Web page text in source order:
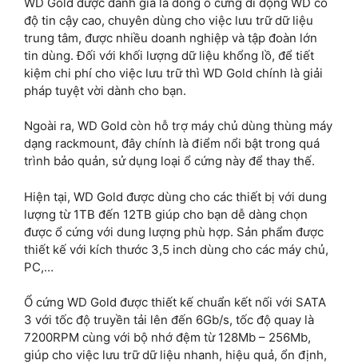
độ tin cậy cao, chuyên dùng cho việc lưu trữ dữ liệu
trung tâm, được nhiều doanh nghiệp và tập đoàn lớn
tin dùng. Đối với khối lượng dữ liệu khổng lồ, để tiết
kiệm chi phí cho việc lưu trữ thì WD Gold chính là giải
pháp tuyệt vời dành cho bạn.
Ngoài ra, WD Gold còn hỗ trợ máy chủ dùng thùng máy
dạng rackmount, đây chính là điểm nổi bật trong quá
trình bảo quản, sử dụng loại ổ cứng này để thay thế.
Hiện tại, WD Gold được dùng cho các thiết bị với dung
lượng từ 1TB đến 12TB giúp cho bạn dễ dàng chọn
được ổ cứng với dung lượng phù hợp. Sản phẩm được
thiết kế với kích thước 3,5 inch dùng cho các máy chủ,
PC,…
Ổ cứng WD Gold được thiết kế chuẩn kết nối với SATA
3 với tốc độ truyền tải lên đến 6Gb/s, tốc độ quay là
7200RPM cùng với bộ nhớ đệm từ 128Mb – 256Mb,
giúp cho việc lưu trữ dữ liệu nhanh, hiệu quả, ổn định,